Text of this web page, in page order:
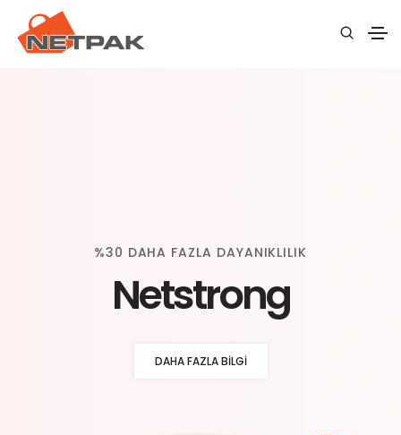
%30 DAHA FAZLA DAYANIKLILIK
Netstrong
DAHA FAZLA BILGI